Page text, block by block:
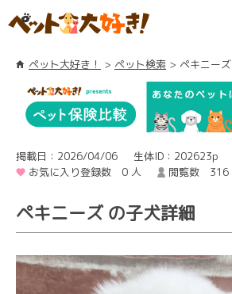
ペット大好き！ ペット検索 ペキニーズ
掲載日：2026/04/06
生体ID：202623p
お気に入り登録数 0 人
閲覧数 316
ペキニーズ の子犬詳細